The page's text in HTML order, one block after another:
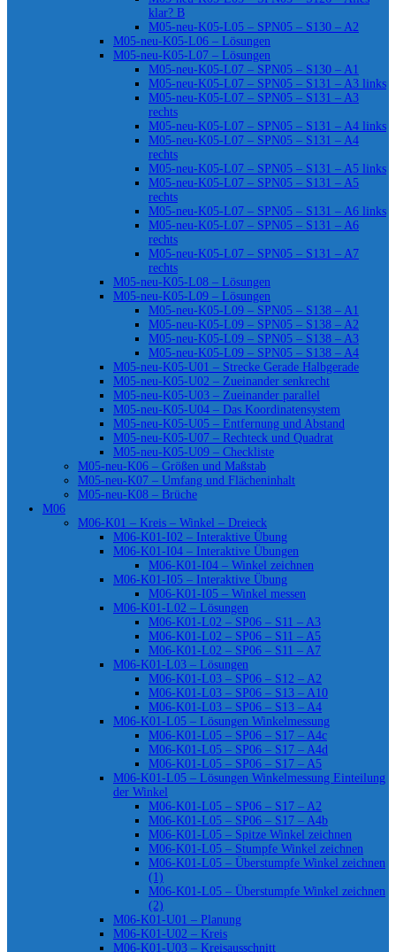
klar? B
M05-neu-K05-L05 – SPN05 – S130 – A2
M05-neu-K05-L06 – Lösungen
M05-neu-K05-L07 – Lösungen
M05-neu-K05-L07 – SPN05 – S130 – A1
M05-neu-K05-L07 – SPN05 – S131 – A3 links
M05-neu-K05-L07 – SPN05 – S131 – A3
rechts
M05-neu-K05-L07 – SPN05 – S131 – A4 links
M05-neu-K05-L07 – SPN05 – S131 – A4
rechts
M05-neu-K05-L07 – SPN05 – S131 – A5 links
M05-neu-K05-L07 – SPN05 – S131 – A5
rechts
M05-neu-K05-L07 – SPN05 – S131 – A6 links
M05-neu-K05-L07 – SPN05 – S131 – A6
rechts
M05-neu-K05-L07 – SPN05 – S131 – A7
rechts
M05-neu-K05-L08 – Lösungen
M05-neu-K05-L09 – Lösungen
M05-neu-K05-L09 – SPN05 – S138 – A1
M05-neu-K05-L09 – SPN05 – S138 – A2
M05-neu-K05-L09 – SPN05 – S138 – A3
M05-neu-K05-L09 – SPN05 – S138 – A4
M05-neu-K05-U01 – Strecke Gerade Halbgerade
M05-neu-K05-U02 – Zueinander senkrecht
M05-neu-K05-U03 – Zueinander parallel
M05-neu-K05-U04 – Das Koordinatensystem
M05-neu-K05-U05 – Entfernung und Abstand
M05-neu-K05-U07 – Rechteck und Quadrat
M05-neu-K05-U09 – Checkliste
M05-neu-K06 – Größen und Maßstab
M05-neu-K07 – Umfang und Flächeninhalt
M05-neu-K08 – Brüche
M06
M06-K01 – Kreis – Winkel – Dreieck
M06-K01-I02 – Interaktive Übung
M06-K01-I04 – Interaktive Übungen
M06-K01-I04 – Winkel zeichnen
M06-K01-I05 – Interaktive Übung
M06-K01-I05 – Winkel messen
M06-K01-L02 – Lösungen
M06-K01-L02 – SP06 – S11 – A3
M06-K01-L02 – SP06 – S11 – A5
M06-K01-L02 – SP06 – S11 – A7
M06-K01-L03 – Lösungen
M06-K01-L03 – SP06 – S12 – A2
M06-K01-L03 – SP06 – S13 – A10
M06-K01-L03 – SP06 – S13 – A4
M06-K01-L05 – Lösungen Winkelmessung
M06-K01-L05 – SP06 – S17 – A4c
M06-K01-L05 – SP06 – S17 – A4d
M06-K01-L05 – SP06 – S17 – A5
M06-K01-L05 – Lösungen Winkelmessung Einteilung
der Winkel
M06-K01-L05 – SP06 – S17 – A2
M06-K01-L05 – SP06 – S17 – A4b
M06-K01-L05 – Spitze Winkel zeichnen
M06-K01-L05 – Stumpfe Winkel zeichnen
M06-K01-L05 – Überstumpfe Winkel zeichnen
(1)
M06-K01-L05 – Überstumpfe Winkel zeichnen
(2)
M06-K01-U01 – Planung
M06-K01-U02 – Kreis
M06-K01-U03 – Kreisausschnitt